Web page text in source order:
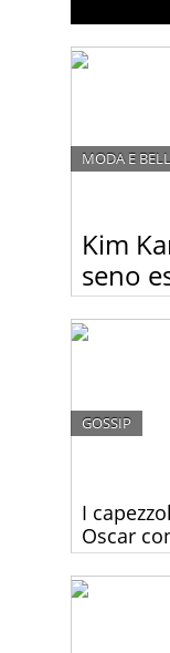
Kim
seno
MODA E
è ancora
abiti che più
I
Oscar
GOSSIP
scelto per gli
adatto